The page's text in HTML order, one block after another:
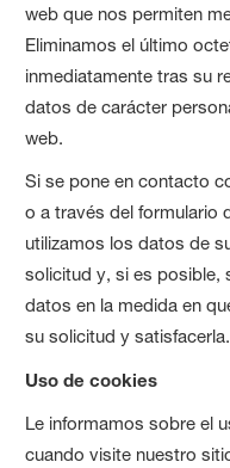
web que nos permiten
Eliminamos el último
inmediatamente tras su
datos de carácter
web.
Si se pone en contacto
o a través del formulario
utilizamos los datos de
solicitud y, si es posible,
datos en la medida en
su solicitud y satisfacerla.
Uso de cookies
Le informamos sobre el
cuando visite nuestro